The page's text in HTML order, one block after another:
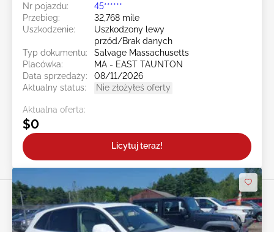
Nr pojazdu:
45******
Przebieg:
32,768 mile
Uszkodzenie:
Uszkodzony lewy
przód/Brak danych
Typ dokumentu:
Salvage Massachusetts
Placówka:
MA - EAST TAUNTON
Data sprzedaży:
08/11/2026
Aktualny status:
Nie złożyłeś oferty
Aktualna oferta:
$0
Licytuj teraz!